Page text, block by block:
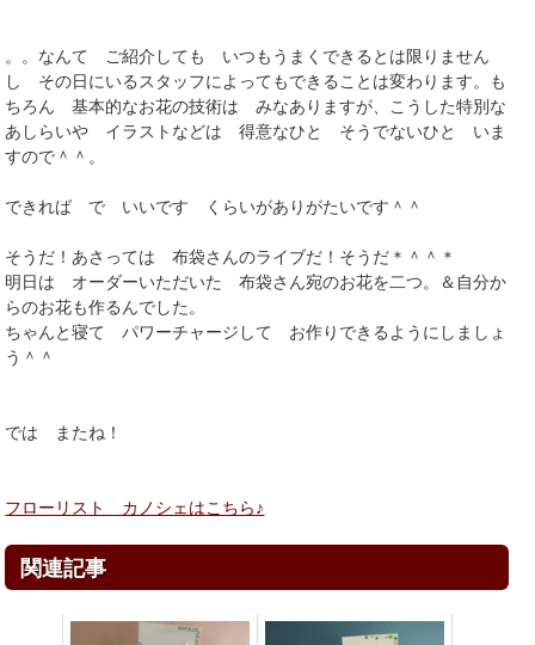
。。なんて ご紹介しても いつもうまくできるとは限りません
し その日にいるスタッフによってもできることは変わります。も
ちろん 基本的なお花の技術は みなありますが、こうした特別な
あしらいや イラストなどは 得意なひと そうでないひと いま
すので＾＾。
できれば で いいです くらいがありがたいです＾＾
そうだ！あさっては 布袋さんのライブだ！そうだ＊＾＾＊
明日は オーダーいただいた 布袋さん宛のお花を二つ。＆自分か
らのお花も作るんでした。
ちゃんと寝て パワーチャージして お作りできるようにしましょ
う＾＾
では またね！
フローリスト カノシェはこちら♪
関連記事